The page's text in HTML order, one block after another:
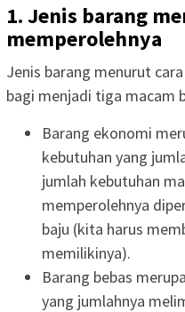
1. Jenis barang
memperolehnya
Jenis barang menurut
bagi menjadi tiga macam
Barang ekonomi
kebutuhan yang
jumlah kebutuhan
memperolehnya
baju (kita harus
memilikinya).
Barang bebas
yang jumlahnya